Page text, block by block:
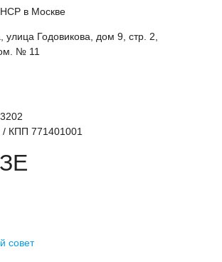
в Москве
улица Годовикова, дом 9, стр. 2,
№ 11
КПП 771401001
совет